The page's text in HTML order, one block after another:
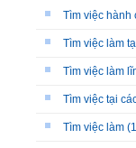
Tìm việc hành
Tìm việc làm
Tìm việc làm
Tìm việc tại
Tìm việc làm